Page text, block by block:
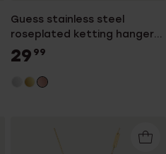
Guess stainless steel
roseplated ketting hanger
4g logo voor dames
29 99